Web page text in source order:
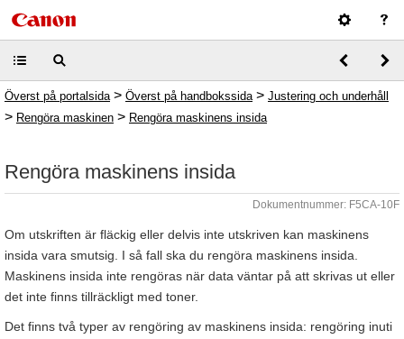
Överst på portalsida > Överst på handbokssida > Justering och underhåll
> Rengöra maskinen > Rengöra maskinens insida
Rengöra maskinens insida
Dokumentnummer: F5CA-10F
Om utskriften är fläckig eller delvis inte utskriven kan maskinens
insida vara smutsig. I så fall ska du rengöra maskinens insida.
Maskinens insida inte rengöras när data väntar på att skrivas ut eller
det inte finns tillräckligt med toner.
Det finns två typer av rengöring av maskinens insida: rengöring inuti